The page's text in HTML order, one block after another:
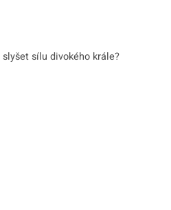
sílu divokého krále?